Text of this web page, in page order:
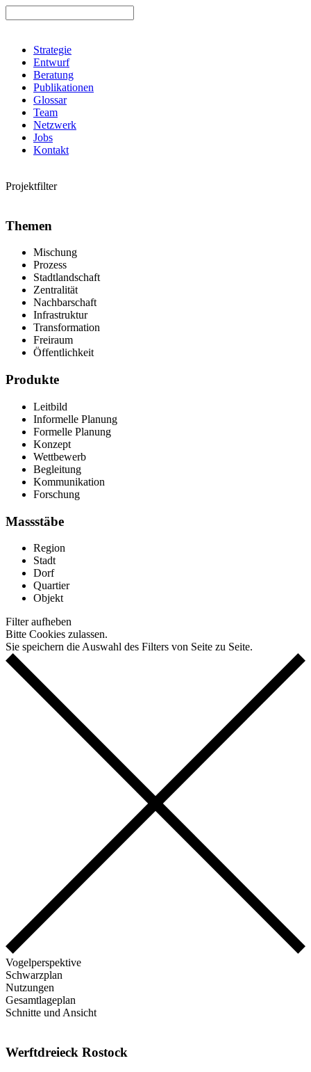
Strategie
Entwurf
Beratung
Publikationen
Glossar
Team
Netzwerk
Jobs
Kontakt
Projektfilter
Themen
Mischung
Prozess
Stadtlandschaft
Zentralität
Nachbarschaft
Infrastruktur
Transformation
Freiraum
Öffentlichkeit
Produkte
Leitbild
Informelle Planung
Formelle Planung
Konzept
Wettbewerb
Begleitung
Kommunikation
Forschung
Massstäbe
Region
Stadt
Dorf
Quartier
Objekt
Filter aufheben
Bitte Cookies zulassen.
Sie speichern die Auswahl des Filters von Seite zu Seite.
Vogelperspektive
Schwarzplan
Nutzungen
Gesamtlageplan
Schnitte und Ansicht
Werftdreieck Rostock